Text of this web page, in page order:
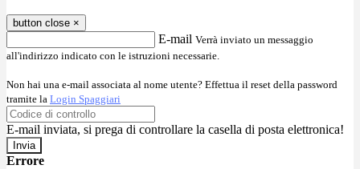
button close ×
E-mail Verrà inviato un messaggio
all'indirizzo indicato con le istruzioni necessarie.
Non hai una e-mail associata al nome utente? Effettua il reset della password
tramite la Login Spaggiari
E-mail inviata, si prega di controllare la casella di posta elettronica!
Errore